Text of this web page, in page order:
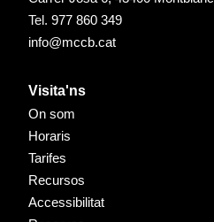
Tel.977 860 349
info@mccb.cat
Visita'ns
On som
Horaris
Tarifes
Recursos
Accessibilitat